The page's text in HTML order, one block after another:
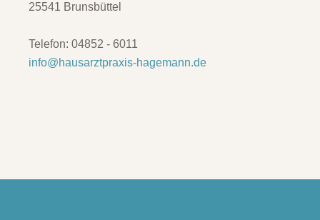
25541 Brunsbüttel
Telefon: 04852 - 6011
info@hausarztpraxis-hagemann.de